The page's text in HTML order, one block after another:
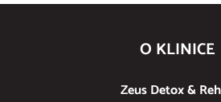
O KLINICE
Zeus Detox &